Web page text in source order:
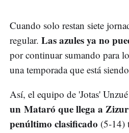
Cuando solo restan siete
regular. Las azules ya no
por continuar sumando para
una temporada que está
Así, el equipo de 'Jotas'
un Mataró que llega a Zizur
penúltimo clasificado (5-14)